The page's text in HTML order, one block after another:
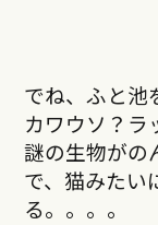
でね、ふと
カワウソ？
謎の生物がの
で、猫みたい
る。。。。